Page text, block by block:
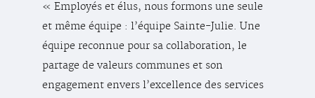
« Employés et élus, nous formons une seule
et même équipe : l’équipe Sainte-Julie. Une
équipe reconnue pour sa collaboration, le
partage de valeurs communes et son
engagement envers l’excellence des services